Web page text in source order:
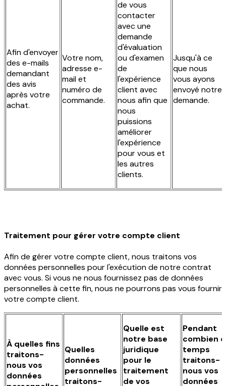
Afin d'envoyer
des e-mails
demandant
des avis
après votre
achat.
Votre nom,
adresse e-
mail et
numéro de
commande.
de vous
contacter
avec une
demande
d'évaluation
ou d'examen
de
l'expérience
client avec
nous afin que
nous
puissions
améliorer
l'expérience
pour vous et
les autres
clients.
Jusqu'à ce
que nous
vous ayons
envoyé notre
demande.
Traitement pour gérer votre compte client
Afin de gérer votre compte client, nous traitons vos
données personnelles pour l'exécution de notre contrat
avec vous. Si vous ne nous fournissez pas de données
personnelles à cette fin, nous ne pourrons pas vous fournir
votre compte client.
À quelles fins
traitons-
nous vos
données
Quelles
données
personnelles
traitons-
Quelle est
notre base
juridique
pour le
traitement
de vos
Pendant
combien
temps
traitons-
nous vos
données